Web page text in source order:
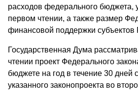
расходов федерального бюджета,
первом чтении, а также размер
финансовой поддержки субъектов
Государственная Дума
чтении проект Федерального
бюджете на год в течение 30 дней
указанного законопроекта во